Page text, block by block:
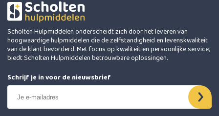
Scholten Hulpmiddelen onderscheidt zich door het leveren van
hoogwaardige hulpmiddelen die de zelfstandigheid en levenskwaliteit
van de klant bevorderd. Met focus op kwaliteit en persoonlijke service,
biedt Scholten Hulpmiddelen betrouwbare oplossingen.
Schrijf je in voor de nieuwsbrief